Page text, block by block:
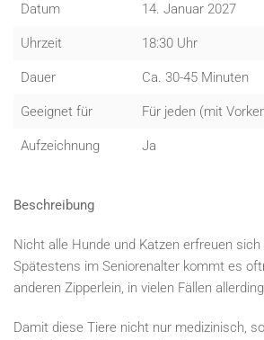
Datum 14. Januar 2027
Uhrzeit 18:30 Uhr
Dauer Ca. 30-45 Minuten
Geeignet für Für jeden (mit
Aufzeichnung Ja
Beschreibung
Nicht alle Hunde und Katzen erfreuen
Spätestens im Seniorenalter kommt es
anderen Zipperlein, in vielen Fällen
Damit diese Tiere nicht nur medizinisch,